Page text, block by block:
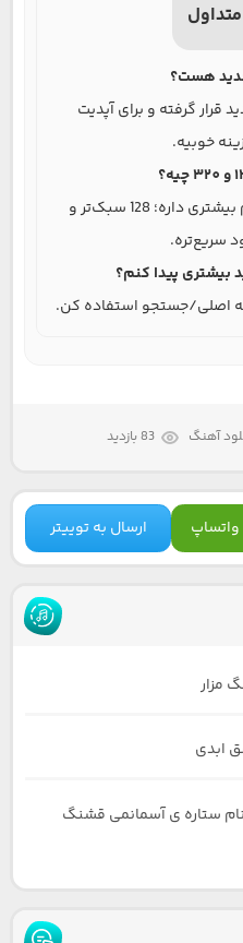
هست؟
قرار گرفته و برای آپدیت
خوبیه.
کیفیت 320 شفاف‌تره و حجم بیشتری داره؛ 128 سبک‌تر و
سریع‌تره.
پیدا کنم؟
اصلی/جستجو استفاده کن.
آهنگ 83 بازدید
واتساپ ارسال به توییتر
مزار
ابدی
نام ستاره ی آسمانمی قشنگ